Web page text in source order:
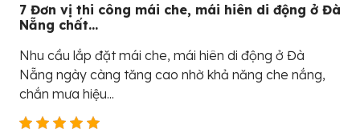
7 Đơn vị thi công mái che, mái hiên di động ở Đà
Nẵng chất...
Nhu cầu lắp đặt mái che, mái hiên di động ở Đà
Nẵng ngày càng tăng cao nhờ khả năng che nắng,
chắn mưa hiệu...